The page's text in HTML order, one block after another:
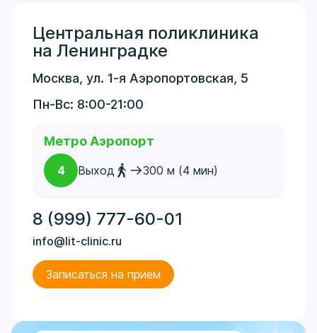
Центральная поликлиника
на Ленинградке
Москва, ул. 1-я Аэропортовская, 5
Пн-Вс: 8:00-21:00
Метро Аэропорт
4 Выход 300 м (4 мин)
8 (999) 777-60-01
info@lit-clinic.ru
Записаться на прием